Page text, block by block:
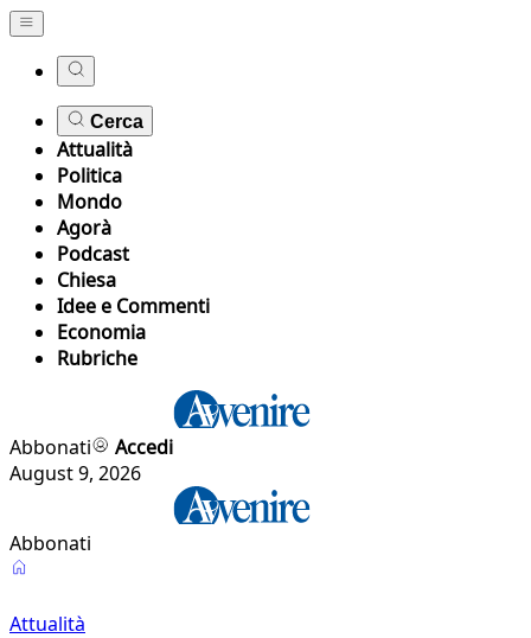
Cerca
Attualità
Politica
Mondo
Agorà
Podcast
Chiesa
Idee e Commenti
Economia
Rubriche
Abbonati
Accedi
August 9, 2026
Abbonati
Attualità